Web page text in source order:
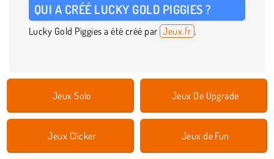
QUI A CRÉÉ LUCKY GOLD PIGGIES ?
Lucky Gold Piggies a été créé par Jeux.fr .
Jeux Solo Jeux De Upgrade
Jeux Clicker Jeux de Fun